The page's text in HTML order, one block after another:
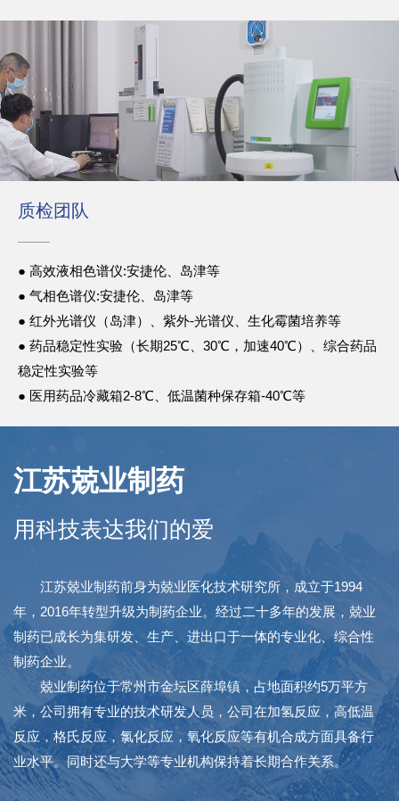
质检团队
● 高效液相色谱仪:安捷伦、岛津等
● 气相色谱仪:安捷伦、岛津等
● 红外光谱仪（岛津）、紫外-光谱仪、生化霉菌培养等
● 药品稳定性实验（长期25℃、30℃，加速40℃）、综合药品
稳定性实验等
● 医用药品冷藏箱2-8℃、低温菌种保存箱-40℃等
江苏兢业制药
用科技表达我们的爱
江苏兢业制药前身为兢业医化技术研究所，成立于1994
年，2016年转型升级为制药企业。经过二十多年的发展，兢业
制药已成长为集研发、生产、进出口于一体的专业化、综合性
制药企业。
兢业制药位于常州市金坛区薛埠镇，占地面积约5万平方
米，公司拥有专业的技术研发人员，公司在加氢反应，高低温
反应，格氏反应，氯化反应，氧化反应等有机合成方面具备行
业水平。同时还与大学等专业机构保持着长期合作关系。